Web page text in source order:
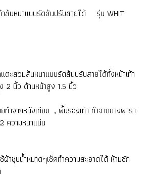
ส้นหนาแบบรัดส้นปรับสายได้ รุ่น WHIT
ตะสวมส้นหนาแบบรัดส้นปรับสายได้ทั้งหน้าเท้า
2 นิ้ว ด้านหน้าสูง 1.5 นิ้ว
ทำจากหนังเทียม , พื้นรองเท้า ทำจากยางพารา
ความหนาแน่น
าชุบน้ำหมาดๆเช็คทำความสะอาดได้ ห้ามซัก